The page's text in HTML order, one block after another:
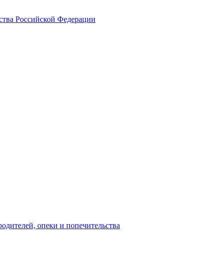
Российской Федерации
опеки и попечительства